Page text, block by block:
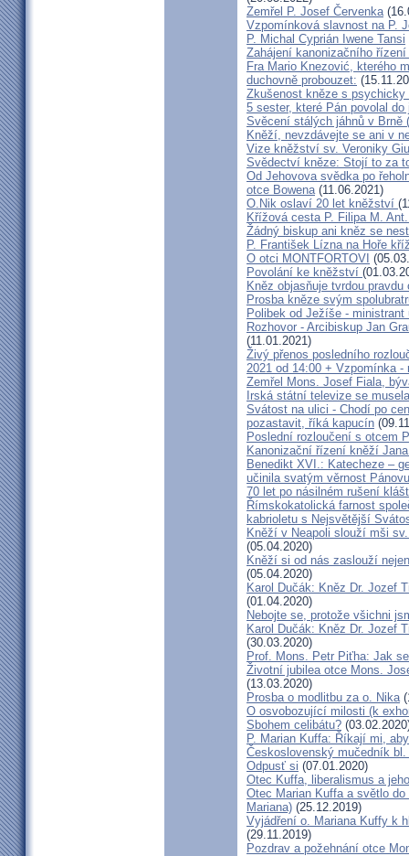
Zemřel P. Josef Červenka
Vzpomínková slavnost na P.
P. Michal Cyprián Iwene Tansi
Zahájení kanonizačního
Fra Mario Knezović, kterého
duchovně probouzet:
Zkušenost kněze s psychicky
5 sester, které Pán povolal do
Svěcení stálých jáhnů v Brně
Kněží, nevzdávejte se ani v
Vize kněžství sv. Veroniky
Svědectví kněze: Stojí to za
Od Jehovova svědka po
otce Bowena(11.06.2021)
O.Nik oslaví 20 let kněžství
Křížová cesta P. Filipa M.
Žádný biskup ani kněz se
P. František Lízna na Hoře
O otci MONTFORTOVI
Povolání ke kněžství
Kněz objasňuje tvrdou
Prosba kněze svým
Polibek od Ježíše -
Rozhovor - Arcibiskup Jan
(11.01.2021)
Živý přenos posledního
2021 od 14:00 + Vzpomínka
Zemřel Mons. Josef Fiala,
Irská státní televize se
Svátost na ulici - Chodí po
pozastavit, říká kapucín
Poslední rozloučení s otcem
Kanonizační řízení kněží
Benedikt XVI.: Katecheze –
učinila svatým věrnost
70 let po násilném rušení
Římskokatolická farnost
kabrioletu s Nejsvětější
Kněží v Neapoli slouží mši
(05.04.2020)
Kněží si od nás zaslouží
(05.04.2020)
Karol Dučák: Kněz Dr. Jozef
(01.04.2020)
Nebojte se, protože všichni
Karol Dučák: Kněz Dr. Jozef
(30.03.2020)
Prof. Mons. Petr Piťha: Jak
Životní jubilea otce Mons.
(13.03.2020)
Prosba o modlitbu za o. Nika
O osvobozující milosti (k
Sbohem celibátu?
P. Marian Kuffa: Říkají mi,
Československý mučedník
Odpusť si (07.01.2020)
Otec Kuffa, liberalismus a
Otec Marian Kuffa a světlo
Mariana) (25.12.2019)
Vyjádření o. Mariana Kuffy k
(29.11.2019)
Pozdrav a požehnání otce